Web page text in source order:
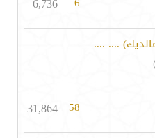
.... ....
)
58
31,864